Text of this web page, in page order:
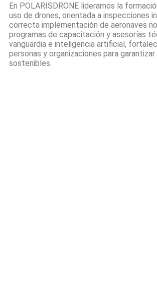
En POLARISDRONE lideramos la
uso de drones, orientada a inspecciones
correcta implementación de aeronaves
programas de capacitación y asesorías
vanguardia e inteligencia artificial,
personas y organizaciones para
sostenibles.